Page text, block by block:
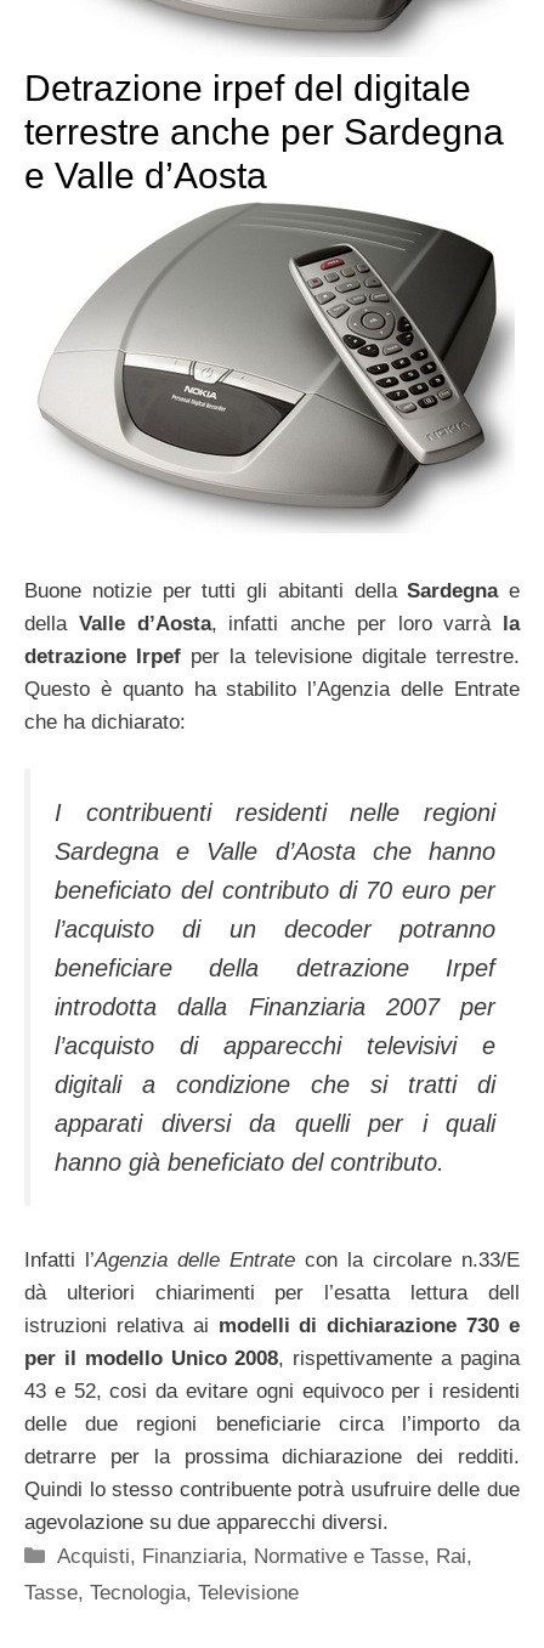
Detrazione irpef del digitale
terrestre anche per Sardegna
e Valle d’Aosta
Buone notizie per tutti gli abitanti dellaSardegnae
della Valle d’Aosta, infatti anche per loro varrà la
detrazione Irpef per la televisione digitale terrestre.
Questo è quanto ha stabilito l’Agenzia delle Entrate
che ha dichiarato:
I contribuenti residenti nelle regioni
Sardegna e Valle d’Aosta che hanno
beneficiato del contributo di 70 euro per
l’acquisto di un decoder potranno
beneficiare della detrazione Irpef
introdotta dalla Finanziaria 2007 per
l’acquisto di apparecchi televisivi e
digitali a condizione che si tratti di
apparati diversi da quelli per i quali
hanno già beneficiato del contributo.
Infatti l’Agenzia delle Entrate con la circolare n.33/E
dà ulteriori chiarimenti per l’esatta lettura dell
istruzioni relativa ai modelli di dichiarazione 730 e
per il modello Unico 2008, rispettivamente a pagina
43 e 52, cosi da evitare ogni equivoco per i residenti
delle due regioni beneficiarie circa l’importo da
detrarre per la prossima dichiarazione dei redditi.
Quindi lo stesso contribuente potrà usufruire delle due
agevolazione su due apparecchi diversi.
Categorie
Acquisti, Finanziaria, Normative e Tasse, Rai,
Tasse, Tecnologia, Televisione